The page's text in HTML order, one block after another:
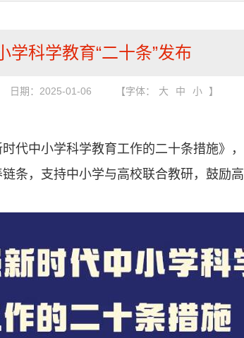
学科学教育“二十条”发布
日期：2025-01-06 【字体： 大 中 小 】
代中小学科学教育工作的二十条措施》
条，支持中小学与高校联合教研，鼓励